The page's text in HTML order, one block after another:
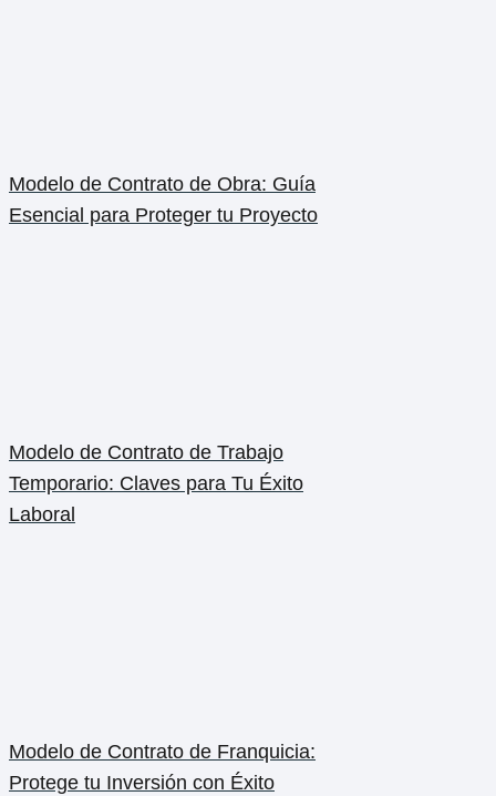
Modelo de Contrato de Obra: Guía
Esencial para Proteger tu Proyecto
Modelo de Contrato de Trabajo
Temporario: Claves para Tu Éxito
Laboral
Modelo de Contrato de Franquicia:
Protege tu Inversión con Éxito